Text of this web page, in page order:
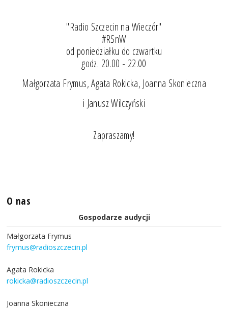
"Radio Szczecin na Wieczór"
#RSnW
od poniedziałku do czwartku
godz. 20.00 - 22.00
Małgorzata Frymus, Agata Rokicka, Joanna Skonieczna
i Janusz Wilczyński
Zapraszamy!
O nas
Gospodarze audycji
Małgorzata Frymus
frymus@radioszczecin.pl
Agata Rokicka
rokicka@radioszczecin.pl
Joanna Skonieczna